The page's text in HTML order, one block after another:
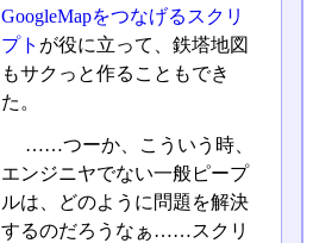
GoogleMapをつなげるスクリ
プト が役に立って、鉄塔地図
もサクっと作ることもでき
た。
……つーか、こういう時、
エンジニヤでない一般ピープ
ルは、どのように問題を解決
するのだろうなぁ……スクリ